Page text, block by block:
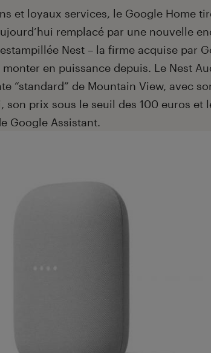
et loyaux services, le Google Home
remplacé par une nouvelle
Nest – la firme acquise par
monter en puissance depuis. Le Nest
“standard” de Mountain View, avec
son prix sous le seuil des 100 euros et
Google Assistant.